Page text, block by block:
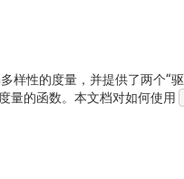
样性的度量，并提供了两个“
量的函数。本文档对如何使用